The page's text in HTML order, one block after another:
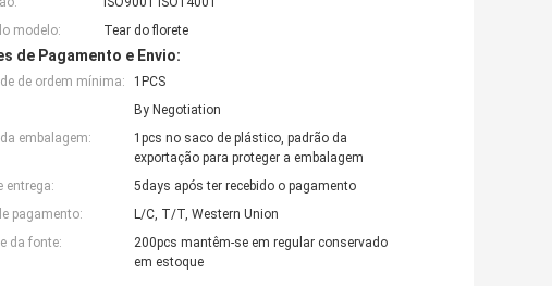
modelo:
Tear do florete
de Pagamento e Envio:
de ordem mínima:
1PCS
By Negotiation
embalagem:
1pcs no saco de plástico, padrão da
exportação para proteger a embalagem
entrega:
5days após ter recebido o pagamento
pagamento:
L/C, T/T, Western Union
da fonte:
200pcs mantêm-se em regular conservado
em estoque